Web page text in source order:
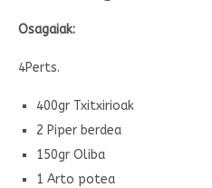
Osagaiak:
4Perts.
400gr Txitxirioak
2 Piper berdea
150gr Oliba
1 Arto potea